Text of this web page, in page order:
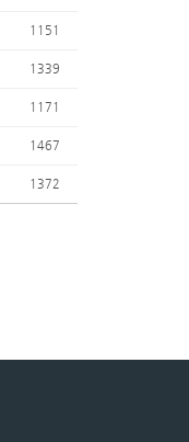
1151
1339
1171
1467
1372